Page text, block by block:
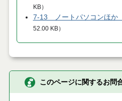
KB）
7-13 ノートパソコンほか
52.00 KB）
このページに関するお問